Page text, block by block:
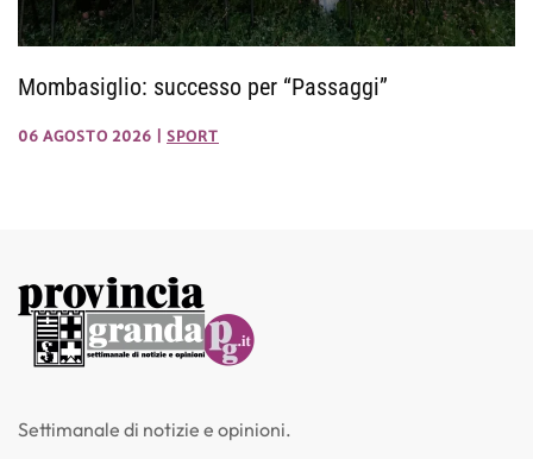
Mombasiglio: successo per “Passaggi”
06 AGOSTO 2026 SPORT
Settimanale di notizie e opinioni.